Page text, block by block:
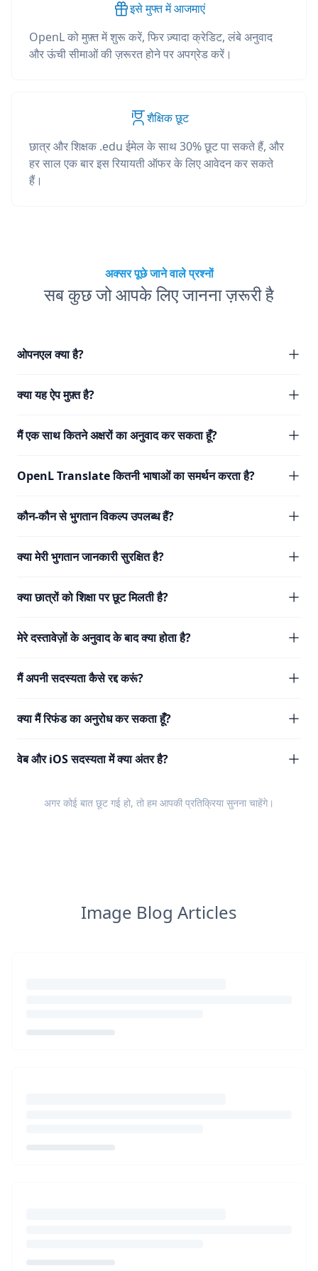
इसे मुफ्त में आजमाएं
OpenL को मुफ़्त में शुरू करें, फिर ज़्यादा क्रेडिट, लंबे अनुवाद
और ऊंची सीमाओं की ज़रूरत होने पर अपग्रेड करें।
शैक्षिक छूट
छात्र और शिक्षक .edu ईमेल के साथ 30% छूट पा सकते हैं, और
हर साल एक बार इस रियायती ऑफर के लिए आवेदन कर सकते
हैं।
अक्सर पूछे जाने वाले प्रश्नों
सब कुछ जो आपके लिए जानना ज़रूरी है
ओपनएल क्या है?
क्या यह ऐप मुफ़्त है?
मैं एक साथ कितने अक्षरों का अनुवाद कर सकता हूँ?
OpenL Translate कितनी भाषाओं का समर्थन करता है?
कौन-कौन से भुगतान विकल्प उपलब्ध हैं?
क्या मेरी भुगतान जानकारी सुरक्षित है?
क्या छात्रों को शिक्षा पर छूट मिलती है?
मेरे दस्तावेज़ों के अनुवाद के बाद क्या होता है?
मैं अपनी सदस्यता कैसे रद्द करूं?
क्या मैं रिफंड का अनुरोध कर सकता हूँ?
वेब और iOS सदस्यता में क्या अंतर है?
अगर कोई बात छूट गई हो, तो हम आपकी प्रतिक्रिया सुनना चाहेंगे।
Image Blog Articles